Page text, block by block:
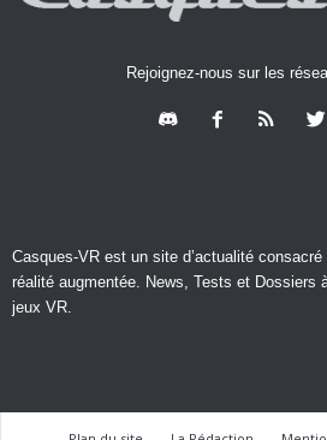
Rejoignez-nous sur les
Casques-VR est un site d’actualité
réalité augmentée. News, Tests et Dossiers
jeux VR.